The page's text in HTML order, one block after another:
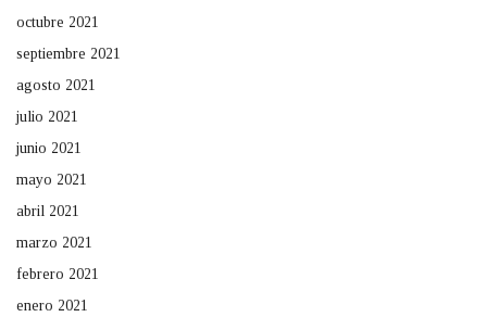
octubre 2021
septiembre 2021
agosto 2021
julio 2021
junio 2021
mayo 2021
abril 2021
marzo 2021
febrero 2021
enero 2021